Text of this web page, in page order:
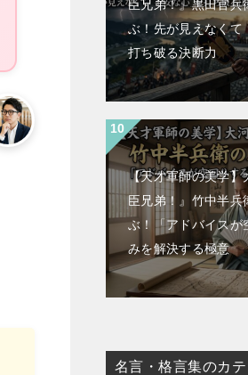
臣兄弟！』黒田官兵
ぶ！先が見えなくて
打ち破る決断力
【天才軍師の美学】
臣兄弟！』竹中半兵
ぶ！「アドバイスが
みを解決する極意
名言・格言集のカ